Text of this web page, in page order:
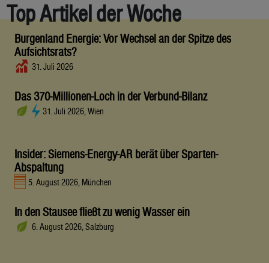
Top Artikel der Woche
Burgenland Energie: Vor Wechsel an der Spitze des
Aufsichtsrats?
31. Juli 2026
Das 370-Millionen-Loch in der Verbund-Bilanz
31. Juli 2026, Wien
Insider: Siemens-Energy-AR berät über Sparten-
Abspaltung
5. August 2026, München
In den Stausee fließt zu wenig Wasser ein
6. August 2026, Salzburg